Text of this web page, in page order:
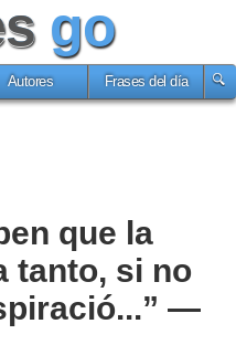
go
Autores Frases del día
que la
tanto, si no
—